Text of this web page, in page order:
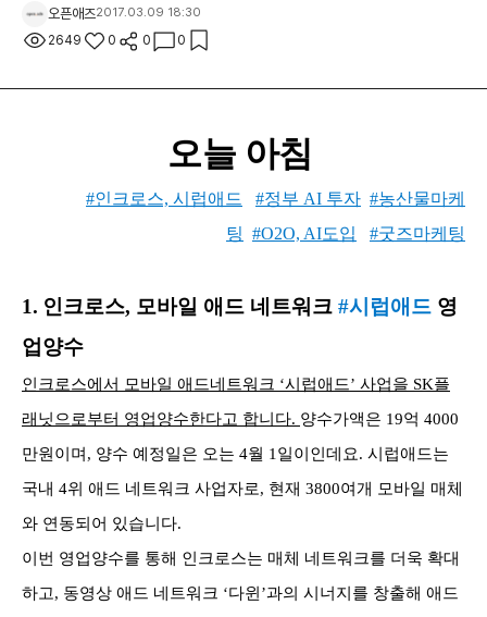
오픈애즈2017.03.09 18:30
2649 0 0 0
오늘 아침
#인크로스, 시럽애드 #정부 AI 투자 #농산물마케
팅 #O2O, AI도입 #굿즈마케팅
1. 인크로스, 모바일 애드 네트워크 #시럽애드 영
업양수
인크로스에서 모바일 애드네트워크 ‘시럽애드’ 사업을 SK플
래닛으로부터 영업양수한다고 합니다. 양수가액은 19억 4000
만원이며, 양수 예정일은 오는 4월 1일이인데요. 시럽애드는
국내 4위 애드 네트워크 사업자로, 현재 3800여개 모바일 매체
와 연동되어 있습니다.
이번 영업양수를 통해 인크로스는 매체 네트워크를 더욱 확대
하고, 동영상 애드 네트워크 ‘다윈’과의 시너지를 창출해 애드